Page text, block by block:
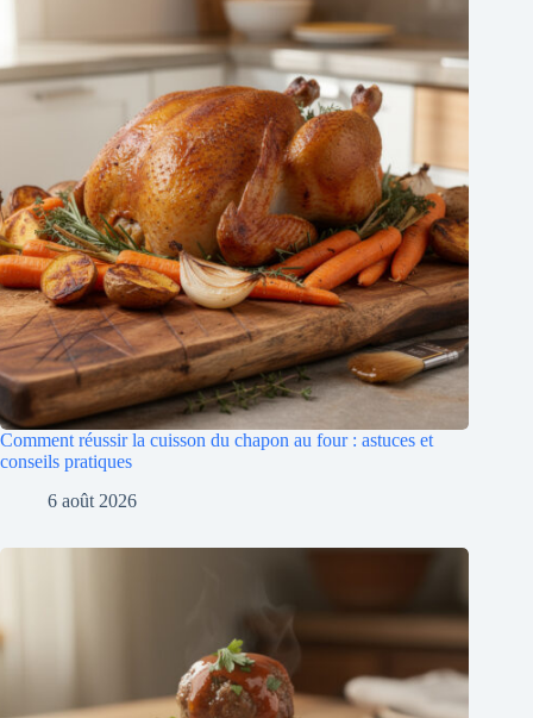
Comment réussir la cuisson du chapon au four : astuces et
conseils pratiques
6 août 2026